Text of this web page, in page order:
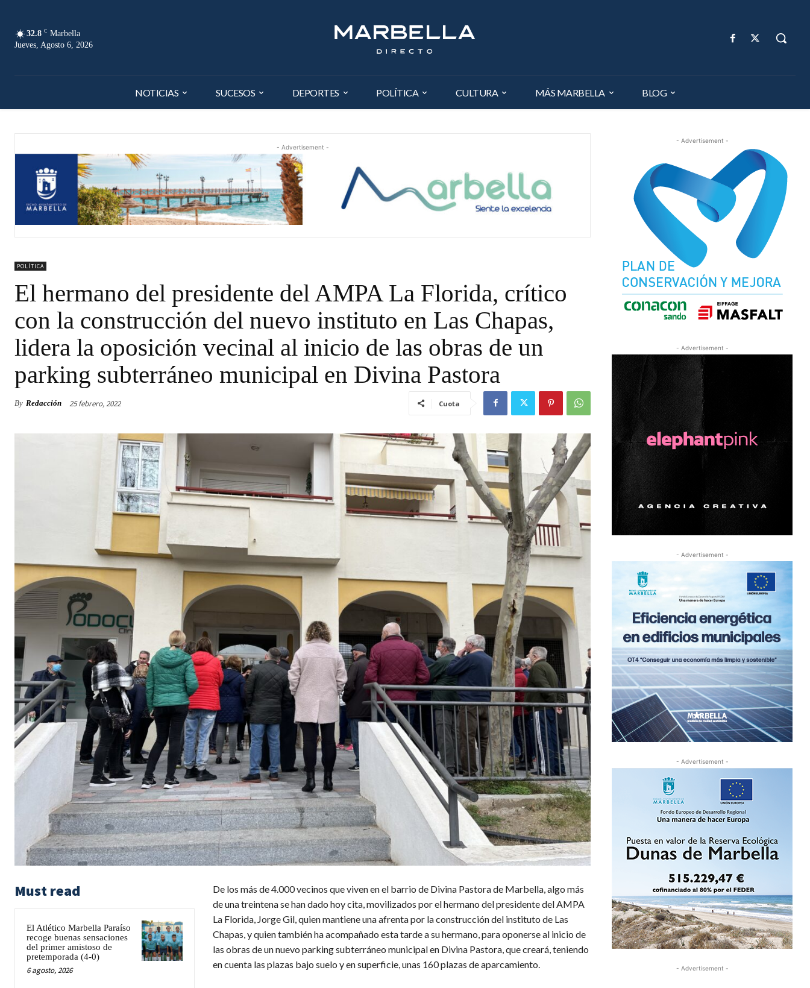
32.8 C Marbella
Jueves, Agosto 6, 2026
NOTICIAS SUCESOS DEPORTES POLÍTICA CULTURA MÁS MARBELLA BLOG
- Advertisement -
POLÍTICA
El hermano del presidente del AMPA La Florida, crítico
con la construcción del nuevo instituto en Las Chapas,
lidera la oposición vecinal al inicio de las obras de un
parking subterráneo municipal en Divina Pastora
By Redacción 25 febrero, 2022 Cuota
Must read
El Atlético Marbella Paraíso
recoge buenas sensaciones
del primer amistoso de
pretemporada (4-0)
6 agosto, 2026
De los más de 4.000 vecinos que viven en el barrio de Divina Pastora de Marbella, algo más
de una treintena se han dado hoy cita, movilizados por el hermano del presidente del AMPA
La Florida, Jorge Gil, quien mantiene una afrenta por la construcción del instituto de Las
Chapas, y quien también ha acompañado esta tarde a su hermano, para oponerse al inicio de
las obras de un nuevo parking subterráneo municipal en Divina Pastora, que creará, teniendo
en cuenta las plazas bajo suelo y en superficie, unas 160 plazas de aparcamiento.
- Advertisement -
- Advertisement -
- Advertisement -
- Advertisement -
- Advertisement -